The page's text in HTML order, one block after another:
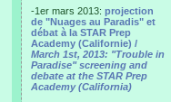
-1er mars 2013: projection
de "Nuages au Paradis" et
débat à la STAR Prep
Academy (Californie) /
March 1st, 2013: "Trouble in
Paradise" screening and
debate at the STAR Prep
Academy (California)